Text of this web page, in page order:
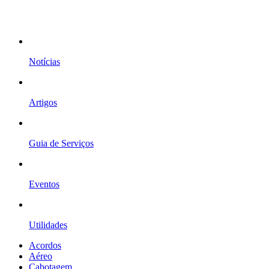
Notícias
Artigos
Guia de Serviços
Eventos
Utilidades
Acordos
Aéreo
Cabotagem